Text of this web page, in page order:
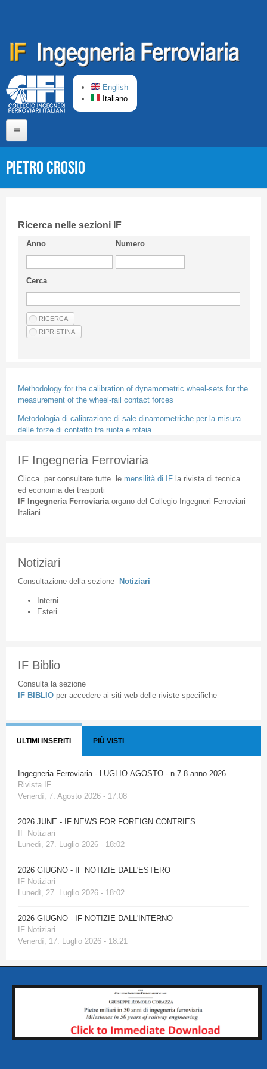
English
Italiano
CIFI in breve
Linee Guida
Privacy Policy
Articoli
Pietro CROSIO
Ricerca nelle sezioni IF
Anno Numero
Cerca
Methodology for the calibration of dynamometric wheel-sets for the
measurement of the wheel-rail contact forces
Metodologia di calibrazione di sale dinamometriche per la misura
delle forze di contatto tra ruota e rotaia
IF Ingegneria Ferroviaria
Cliccaper consultare tuttele mensilità di IFla rivista di tecnica
ed economia dei trasporti
IF Ingegneria Ferroviaria organodel Collegio Ingegneri Ferroviari
Italiani
Notiziari
Consultazione della sezione Notiziari
Interni
Esteri
IF Biblio
Consulta la sezione
IF BIBLIO per accedere ai siti web delle riviste specifiche
ULTIMI INSERITI PIÙ VISTI
Ingegneria Ferroviaria - LUGLIO-AGOSTO - n.7-8 anno 2026
Rivista IF
Venerdì, 7. Agosto 2026 - 17:08
2026 JUNE - IF NEWS FOR FOREIGN CONTRIES
IF Notiziari
Lunedì, 27. Luglio 2026 - 18:02
2026 GIUGNO - IF NOTIZIE DALL'ESTERO
IF Notiziari
Lunedì, 27. Luglio 2026 - 18:02
2026 GIUGNO - IF NOTIZIE DALL'INTERNO
IF Notiziari
Venerdì, 17. Luglio 2026 - 18:21